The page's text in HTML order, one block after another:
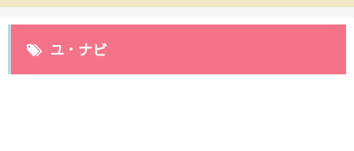
ユ・ナビ